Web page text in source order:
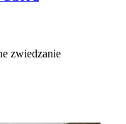
zwiedzanie